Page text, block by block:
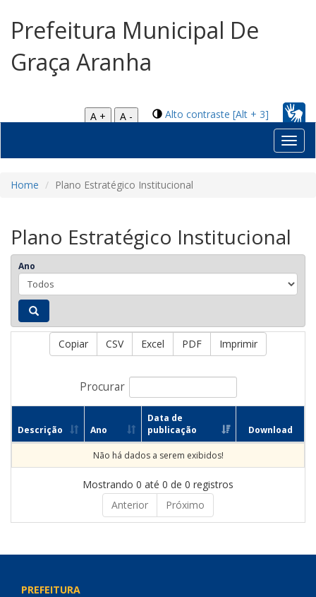
Prefeitura Municipal De
Graça Aranha
Alto contraste [Alt + 3]
A +
A -
Home Plano Estratégico Institucional
Plano Estratégico Institucional
Ano
Copiar CSV Excel PDF Imprimir
Procurar
Descrição Ano
Data de
publicação
Download
Não há dados a serem exibidos!
Mostrando 0 até 0 de 0 registros
Anterior
Próximo
PREFEITURA